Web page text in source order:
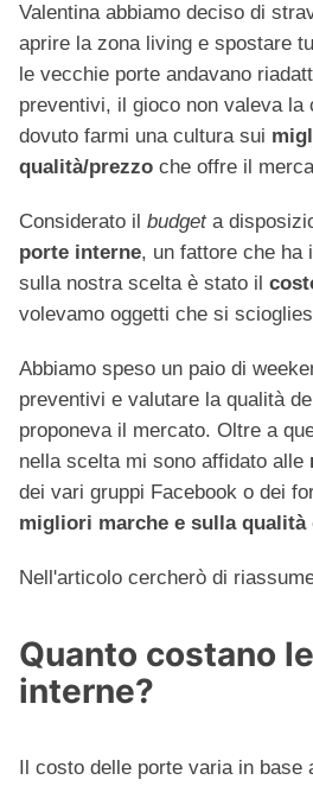
Valentina abbiamo deciso di
aprire la zona living e spostare
le vecchie porte andavano
preventivi, il gioco non valeva la
dovuto farmi una cultura sui
qualità/prezzo che offre il
Considerato il budgeta
porte interne, un fattore che ha
sulla nostra scelta è stato il
volevamo oggetti che si
Abbiamo speso un paio di
preventivi e valutare la qualità
proponeva il mercato. Oltre a
nella scelta mi sono affidato alle
dei vari gruppi Facebook o dei
migliori marche e sulla
Nell'articolo cercherò di
Quanto costano
interne?
Il costo delle porte varia in base